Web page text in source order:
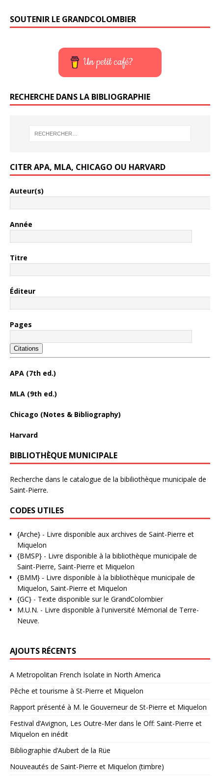
SOUTENIR LE GRANDCOLOMBIER
Un petit café?
RECHERCHE DANS LA BIBLIOGRAPHIE
CITER APA, MLA, CHICAGO OU HARVARD
Auteur(s)
Année
Titre
Éditeur
Pages
Citations
APA (7th ed.)
MLA (9th ed.)
Chicago (Notes & Bibliography)
Harvard
BIBLIOTHÈQUE MUNICIPALE
Recherche dans le catalogue de la bibiliothèque municipale de
Saint-Pierre.
CODES UTILES
{Arche} - Livre disponible aux archives de Saint-Pierre et
Miquelon
{BMSP} - Livre disponible à la bibliothèque municipale de
Saint-Pierre, Saint-Pierre et Miquelon
{BMM} - Livre disponible à la bibliothèque municipale de
Miquelon, Saint-Pierre et Miquelon
{GC} - Texte disponible sur le GrandColombier
M.U.N. - Livre disponible à l'université Mémorial de Terre-
Neuve.
AJOUTS RÉCENTS
A Metropolitan French Isolate in North America
Pêche et tourisme à St-Pierre et Miquelon
Rapport présenté à M. le Gouverneur de St-Pierre et Miquelon
Festival d’Avignon, Les Outre-Mer dans le Off: Saint-Pierre et
Miquelon en inédit
Bibliographie d’Aubert de la Rüe
Nouveautés de Saint-Pierre et Miquelon (timbre)